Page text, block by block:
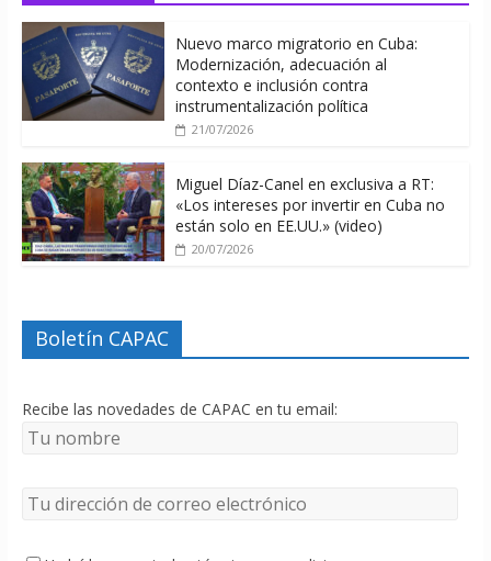
Nuevo marco migratorio en Cuba:
Modernización, adecuación al
contexto e inclusión contra
instrumentalización política
21/07/2026
Miguel Díaz-Canel en exclusiva a RT:
«Los intereses por invertir en Cuba no
están solo en EE.UU.» (video)
20/07/2026
Boletín CAPAC
Recibe las novedades de CAPAC en tu email: